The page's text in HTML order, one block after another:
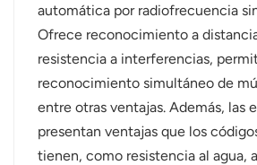
แบบไทย
Tiếng
norsk
automática por radiofrecuencia
Ofrece reconocimiento a
resistencia a interferencias,
reconocimiento simultáneo de
entre otras ventajas. Además, las
presentan ventajas que los
tienen, como resistencia al agua,